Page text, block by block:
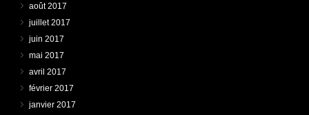
août 2017
juillet 2017
juin 2017
mai 2017
avril 2017
février 2017
janvier 2017